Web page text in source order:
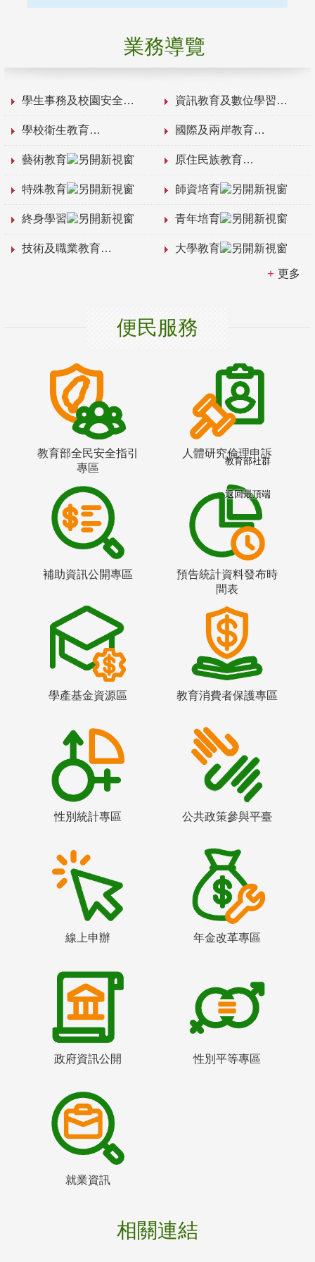
業務導覽
學生事務及校園安全 資訊教育及數位學習
學校衛生教育 國際及兩岸教育
藝術教育 原住民族教育
特殊教育 師資培育
終身學習 青年培育
技術及職業教育 大學教育
更多
便民服務
教育部全民安全指引
專區
人體研究倫理申訴
補助資訊公開專區
預告統計資料發布時
間表
學產基金資源區 教育消費者保護專區
性別統計專區 公共政策參與平臺
線上申辦 年金改革專區
政府資訊公開 性別平等專區
就業資訊
相關連結
教育部社群
返回最頂端